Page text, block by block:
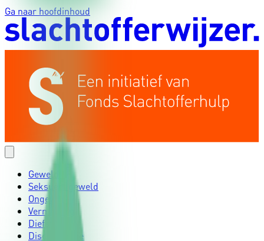
Ga naar hoofdinhoud
Geweld
Seksueel geweld
Ongeval
Vermissing
Diefstal
Discriminatie